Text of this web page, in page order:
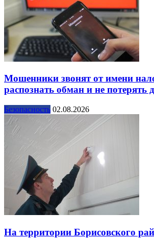
Мошенники звонят от имени
распознать обман и не потерять
Безопасность 02.08.2026
На территории Борисовского